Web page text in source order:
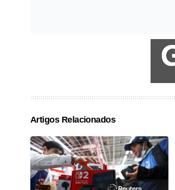
Artigos Relacionados